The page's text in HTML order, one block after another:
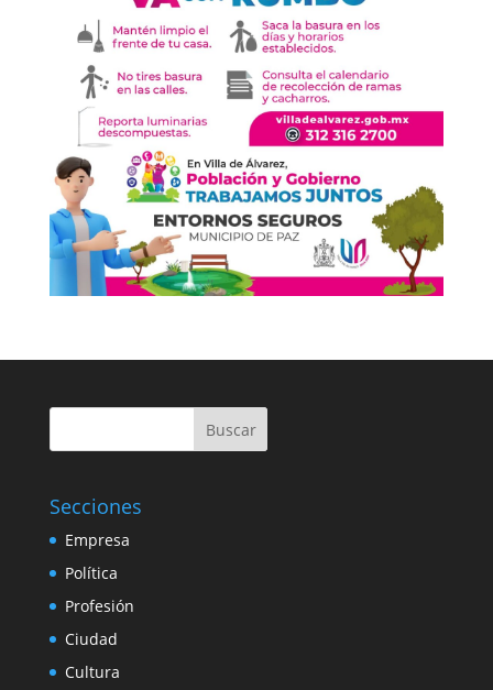
Buscar
Secciones
Empresa
Política
Profesión
Ciudad
Cultura